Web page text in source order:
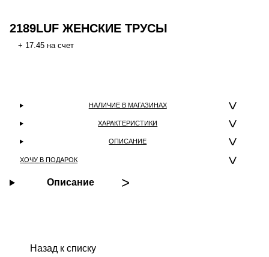
2189LUF ЖЕНСКИЕ ТРУСЫ
+ 17.45 на счет
НАЛИЧИЕ В МАГАЗИНАХ
ХАРАКТЕРИСТИКИ
ОПИСАНИЕ
ХОЧУ В ПОДАРОК
Описание
Назад к списку